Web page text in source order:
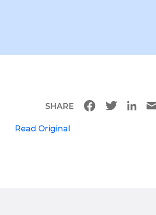
Read Original
SHARE